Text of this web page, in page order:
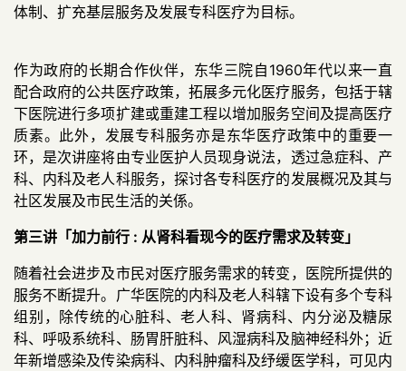
体制、扩充基层服务及发展专科医疗为目标。
作为政府的长期合作伙伴，东华三院自1960年代以来一直
配合政府的公共医疗政策，拓展多元化医疗服务，包括于辖
下医院进行多项扩建或重建工程以增加服务空间及提高医疗
质素。此外，发展专科服务亦是东华医疗政策中的重要一
环，是次讲座将由专业医护人员现身说法，透过急症科、产
科、内科及老人科服务，探讨各专科医疗的发展概况及其与
社区发展及市民生活的关係。
第三讲「加力前行 : 从肾科看现今的医疗需求及转变」
随着社会进步及市民对医疗服务需求的转变，医院所提供的
服务不断提升。广华医院的内科及老人科辖下设有多个专科
组别，除传统的心脏科、老人科、肾病科、内分泌及糖尿
科、呼吸系统科、肠胃肝脏科、风湿病科及脑神经科外；近
年新增感染及传染病科、内科肿瘤科及纾缓医学科，可见内